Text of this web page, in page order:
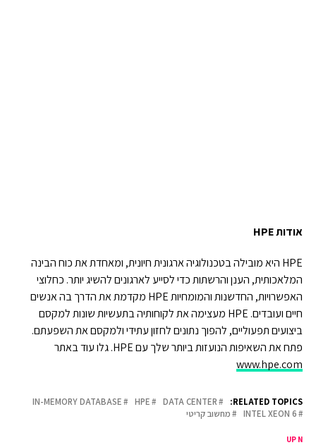
אודותHPE
HPE היא מובילה בטכנולוגיה ארגונית חיונית, ומאחדת את כוח הבינה
המלאכותית, הענן והרשתות כדי לסייע לארגונים להשיג יותר. כחלוצי
האפשרויות, החדשנות והמומחיות HPE מקדמת את הדרך בה אנשים
חיים ועובדים. HPE מעצימה את לקוחותיה בתעשיות שונות למקסם
ביצועים תפעוליים, להפוך נתונים לחזון עתידי ולמקסם את השפעתם.
פתח את השאיפות הנועזות ביותר שלך עם HPE. גלו עוד באתר
www.hpe.com
RELATED TOPICS:
DATA CENTER
HPE
IN-MEMORY DATABASE
INTEL XEON 6
מחשוב קריטי
UP